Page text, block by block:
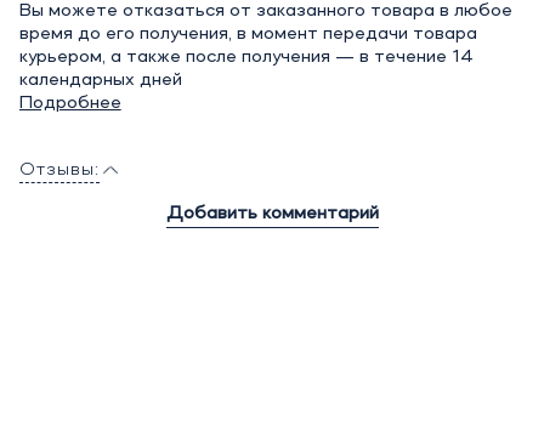
Вы можете отказаться от заказанного товара в любое
время до его получения, в момент передачи товара
курьером, а также после получения — в течение 14
календарных дней
Подробнее
Отзывы:
Добавить комментарий